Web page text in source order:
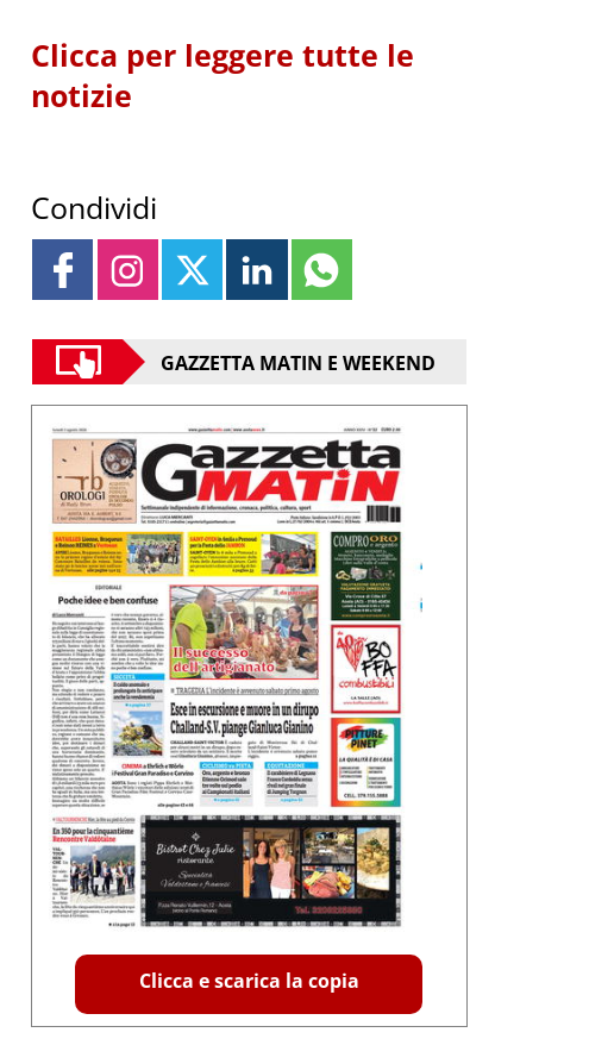
Clicca per leggere tutte le
notizie
Condividi
GAZZETTA MATIN E WEEKEND
Clicca e scarica la copia